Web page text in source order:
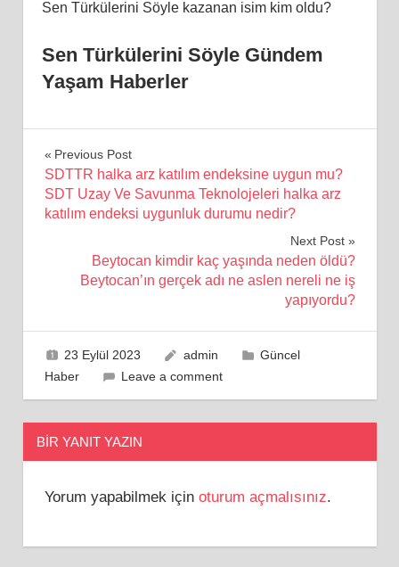
Sen Türkülerini Söyle Gündem
Yaşam Haberler
Yazı
gezinmesi
Previous Post
SDTTR halka arz katılım endeksine uygun mu?
SDT Uzay Ve Savunma Teknolojeleri halka arz
katılım endeksi uygunluk durumu nedir?
Next Post
Beytocan kimdir kaç yaşında neden öldü?
Beytocan’ın gerçek adı ne aslen nereli ne iş
yapıyordu?
23 Eylül 2023 admin
Güncel
Haber
Leave a comment
BIR YANIT YAZIN
Yorum yapabilmek için oturum açmalısınız.